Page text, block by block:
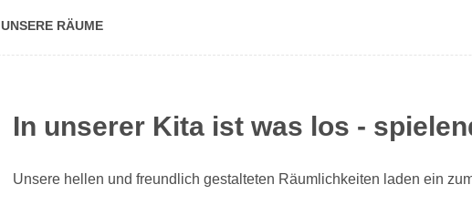
UNSERE RÄUME
In unserer Kita ist was los -
Unsere hellen und freundlich gestalteten Räumlichkeiten laden ein